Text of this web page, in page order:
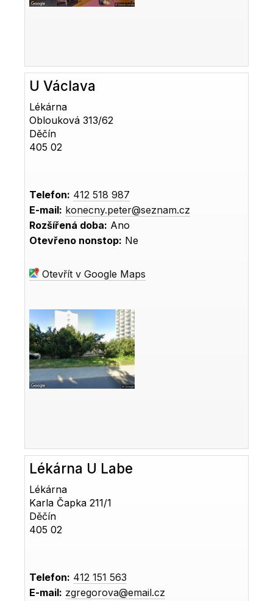
U Václava
Lékárna
Oblouková 313/62
Děčín
405 02
Telefon: 412 518 987
E-mail: konecny.peter@seznam.cz
Rozšířená doba: Ano
Otevřeno nonstop: Ne
Otevřít v Google Maps
Lékárna U Labe
Lékárna
Karla Čapka 211/1
Děčín
405 02
Telefon: 412 151 563
E-mail: zgregorova@email.cz